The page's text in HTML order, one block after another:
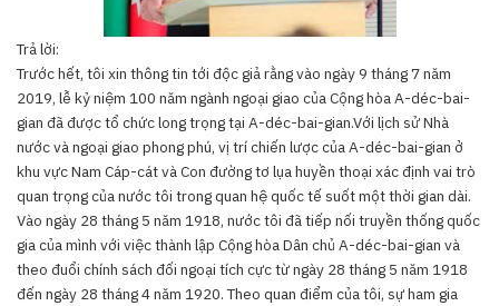
Trả lời:
Trước hết, tôi xin thông tin tới độc giả rằng vào ngày 9 tháng 7 năm
2019, lễ kỷ niệm 100 năm ngành ngoại giao của Cộng hòa A-déc-bai-
gian đã được tổ chức long trọng tại A-déc-bai-gian.Với lịch sử Nhà
nước và ngoại giao phong phú, vị trí chiến lược của A-déc-bai-gian ở
khu vực Nam Cáp-cát và Con đường tơ lụa huyền thoại xác định vai trò
quan trọng của nước tôi trong quan hệ quốc tế suốt một thời gian dài.
Vào ngày 28 tháng 5 năm 1918, nước tôi đã tiếp nối truyền thống quốc
gia của mình với việc thành lập Cộng hòa Dân chủ A-déc-bai-gian và
theo đuổi chính sách đối ngoại tích cực từ ngày 28 tháng 5 năm 1918
đến ngày 28 tháng 4 năm 1920. Theo quan điểm của tôi, sự ham gia